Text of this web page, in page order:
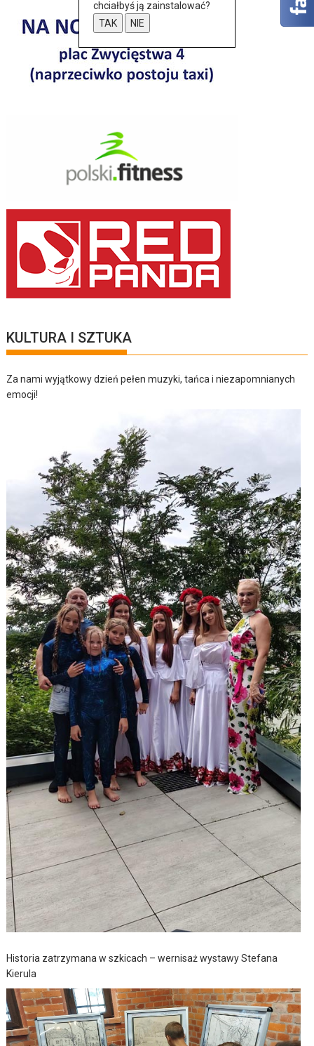
KULTURA I SZTUKA
Za nami wyjątkowy dzień pełen muzyki, tańca i niezapomnianych
emocji!
Historia zatrzymana w szkicach – wernisaż wystawy Stefana
Kierula
chciałbyś ją zainstalować?
TAK
NIE